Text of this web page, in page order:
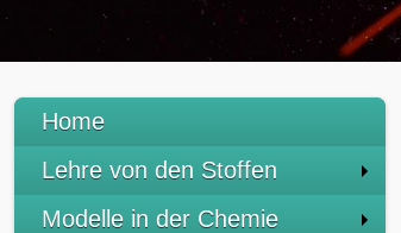
Home
Lehre von den Stoffen
Modelle in der Chemie